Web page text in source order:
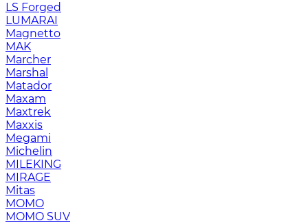
LS Forged
LUMARAI
Magnetto
MAK
Marcher
Marshal
Matador
Maxam
Maxtrek
Maxxis
Megami
Michelin
MILEKING
MIRAGE
Mitas
MOMO
MOMO SUV